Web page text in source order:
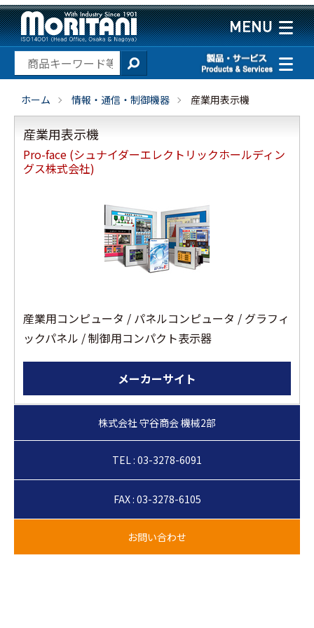
ホーム 情報・通信・制御機器 産業用表示機
産業用表示機
Pro-face (シュナイダーエレクトリックホールディン
グス株式会社)
産業用コンピュータ / パネルコンピュータ / グラフィ
ックパネル / 制御用コンパクト表示器
メーカーサイト
TEL : 03-3278-6091
FAX : 03-3278-6105